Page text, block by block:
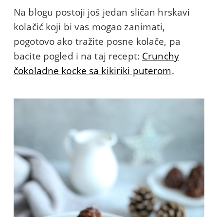
Na blogu postoji još jedan sličan hrskavi
kolačić koji bi vas mogao zanimati,
pogotovo ako tražite posne kolače, pa
bacite pogled i na taj recept: Crunchy
čokoladne kocke sa kikiriki puterom.